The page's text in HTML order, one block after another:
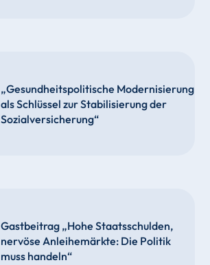
„Gesundheitspolitische Modernisierung
als Schlüssel zur Stabilisierung der
Sozialversicherung“
Gastbeitrag „Hohe Staatsschulden,
nervöse Anleihemärkte: Die Politik
muss handeln“